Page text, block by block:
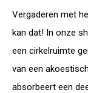
Vergaderen met
kan dat! In onze
een cirkelruimte
van een
absorbeert een